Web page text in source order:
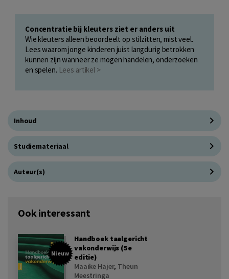
Concentratie bij kleuters ziet er anders uit
Wie kleuters alleen beoordeelt op stilzitten, mist veel.
Lees waarom jonge kinderen juist langdurig betrokken
kunnen zijn wanneer ze mogen handelen, onderzoeken
en spelen. Lees artikel >
Inhoud
Studiemateriaal
Auteur(s)
Ook interessant
Nieuw
Handboek taalgericht
vakonderwijs (5e
editie)
Maaike Hajer, Theun
Meestringa